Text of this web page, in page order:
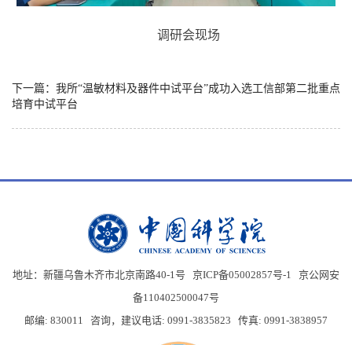
调研会现场
下一篇：我所“温敏材料及器件中试平台”成功入选工信部第二批重点
培育中试平台
地址：新疆乌鲁木齐市北京南路40-1号 京ICP备05002857号-1 京公网安
备110402500047号
邮编: 830011 咨询，建议电话: 0991-3835823 传真: 0991-3838957